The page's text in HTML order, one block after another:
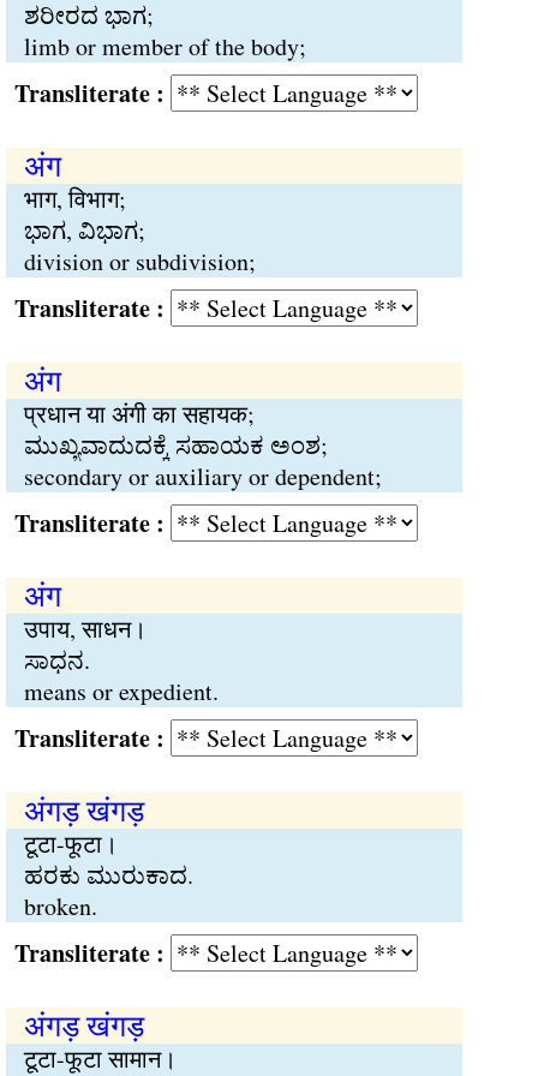
ಶರೀರದ ಭಾಗ;
limb or member of the body;
:
अंग
भाग, विभाग;
ಭಾಗ, ವಿಭಾಗ;
division or subdivision;
:
अंग
प्रधान या अंगी का सहायक;
ಮುಖ್ಯವಾದುದಕ್ಕೆ ಸಹಾಯಕ ಅಂಶ;
secondary or auxiliary or dependent;
:
अंग
उपाय, साधन।
ಸಾಧನ.
means or expedient.
:
अंगड़ खंगड़
टूटा-फूटा।
ಹರಕು ಮುರುಕಾದ.
broken.
:
अंगड़ खंगड़
टूटा-फूटा सामान।